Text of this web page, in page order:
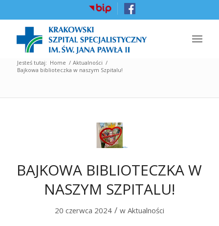
Jesteś tutaj: Home / Aktualności /
Bajkowa biblioteczka w naszym Szpitalu!
BAJKOWA BIBLIOTECZKA W
NASZYM SZPITALU!
20 czerwca 2024 / w Aktualności